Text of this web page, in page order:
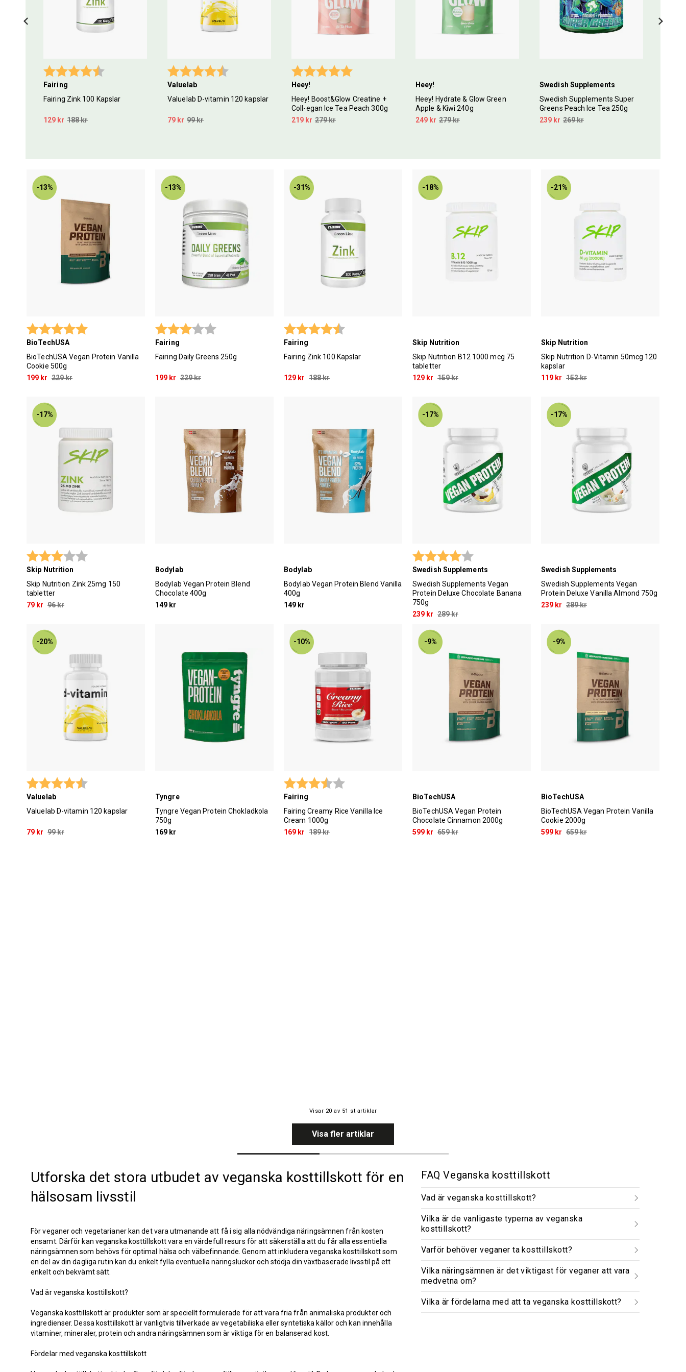
Utforska det stora utbudet av veganska kosttillskott för en
hälsosam livsstil
För veganer och vegetarianer kan det vara utmanande att få i sig alla nödvändiga näringsämnen från kosten
ensamt. Därför kan veganska kosttillskott vara en värdefull resurs för att säkerställa att du får alla essentiella
näringsämnen som behövs för optimal hälsa och välbefinnande. Genom att inkludera veganska kosttillskott som
en del av din dagliga rutin kan du enkelt fylla eventuella näringsluckor och stödja din växtbaserade livsstil på ett
enkelt och bekvämt sätt.
Vad är veganska kosttillskott?
Veganska kosttillskott är produkter som är speciellt formulerade för att vara fria från animaliska produkter och
ingredienser. Dessa kosttillskott är vanligtvis tillverkade av vegetabiliska eller syntetiska källor och kan innehålla
vitaminer, mineraler, protein och andra näringsämnen som är viktiga för en balanserad kost.
Fördelar med veganska kosttillskott
FAQ Veganska kosttillskott
Vad är veganska kosttillskott?
Vilka är de vanligaste typerna av veganska
kosttillskott?
Varför behöver veganer ta kosttillskott?
Vilka näringsämnen är det viktigast för veganer att vara
medvetna om?
Vilka är fördelarna med att ta veganska kosttillskott?
Betyg:
Fairing
Fairing Zink 100 Kapslar
129 kr 188 kr
Betyg:
Valuelab
Valuelab D-vitamin 120 kapslar
79 kr 99 kr
Betyg:
Heey!
Heey! Boost&Glow Creatine +
Coll-egan Ice Tea Peach 300g
219 kr 279 kr
Heey!
Heey! Hydrate & Glow Green
Apple & Kiwi 240g
249 kr 279 kr
Swedish Supplements
Swedish Supplements Super
Greens Peach Ice Tea 250g
239 kr 269 kr
-13%
Betyg:
BioTechUSA
BioTechUSA Vegan Protein Vanilla
Cookie 500g
199 kr 229 kr
-13%
Betyg:
Fairing
Fairing Daily Greens 250g
199 kr 229 kr
-31%
Betyg:
Fairing
Fairing Zink 100 Kapslar
129 kr 188 kr
-18%
Skip Nutrition
Skip Nutrition B12 1000 mcg 75
tabletter
129 kr 159 kr
-21%
Skip Nutrition
Skip Nutrition D-Vitamin 50mcg 120
kapslar
119 kr 152 kr
-17%
Betyg:
Skip Nutrition
Skip Nutrition Zink 25mg 150
tabletter
79 kr 96 kr
Bodylab
Bodylab Vegan Protein Blend
Chocolate 400g
149 kr
Bodylab
Bodylab Vegan Protein Blend Vanilla
400g
149 kr
-17%
Betyg:
Swedish Supplements
Swedish Supplements Vegan
Protein Deluxe Chocolate Banana
750g
239 kr 289 kr
-17%
Swedish Supplements
Swedish Supplements Vegan
Protein Deluxe Vanilla Almond 750g
239 kr 289 kr
-20%
Betyg:
Valuelab
Valuelab D-vitamin 120 kapslar
79 kr 99 kr
Tyngre
Tyngre Vegan Protein Chokladkola
750g
169 kr
-10%
Betyg:
Fairing
Fairing Creamy Rice Vanilla Ice
Cream 1000g
169 kr 189 kr
-9%
BioTechUSA
BioTechUSA Vegan Protein
Chocolate Cinnamon 2000g
599 kr 659 kr
-9%
BioTechUSA
BioTechUSA Vegan Protein Vanilla
Cookie 2000g
599 kr 659 kr
Visar 20 av 51 st artiklar
Visa fler artiklar